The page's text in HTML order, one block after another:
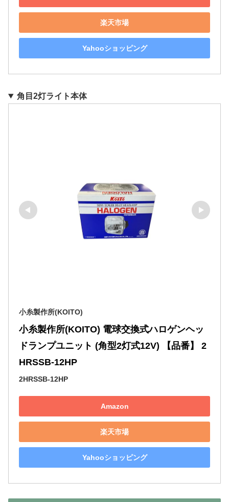
楽天市場
Yahooショッピング
角目2灯ライト本体
小糸製作所(KOITO)
小糸製作所(KOITO) 電球交換式ハロゲンヘッ
ドランプユニット (角型2灯式12V) 【品番】 2
HRSSB-12HP
2HRSSB-12HP
Amazon
楽天市場
Yahooショッピング